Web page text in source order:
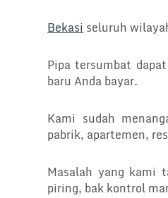
Bekasi seluruh
Pipa tersumbat
baru Anda bayar.
Kami sudah
pabrik, apartemen,
Masalah yang kami
piring, bak kontrol